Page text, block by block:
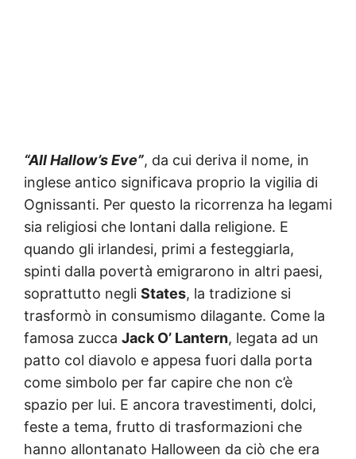
“All Hallow’s Eve”, da cui deriva il nome, in
inglese antico significava proprio la vigilia di
Ognissanti. Per questo la ricorrenza ha legami
sia religiosi che lontani dalla religione. E
quando gli irlandesi, primi a festeggiarla,
spinti dalla povertà emigrarono in altri paesi,
soprattutto negli States, la tradizione si
trasformò in consumismo dilagante. Come la
famosa zucca Jack O’ Lantern, legata ad un
patto col diavolo e appesa fuori dalla porta
come simbolo per far capire che non c’è
spazio per lui. E ancora travestimenti, dolci,
feste a tema, frutto di trasformazioni che
hanno allontanato Halloween da ciò che era